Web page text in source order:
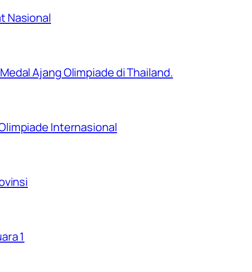
Nasional
Ajang Olimpiade di Thailand.
Internasional
1